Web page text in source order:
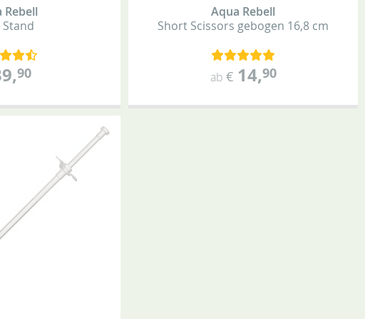
Rebell
Stand
,90
Aqua Rebell
Short Scissors gebogen 16,8 cm
ab € 14,90